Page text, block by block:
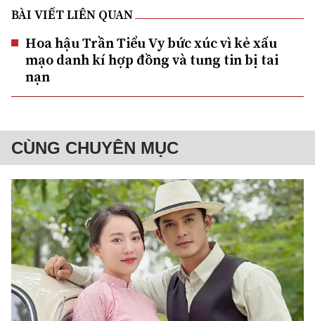
BÀI VIẾT LIÊN QUAN
Hoa hậu Trần Tiểu Vy bức xúc vì kẻ xấu
mạo danh kí hợp đồng và tung tin bị tai
nạn
CÙNG CHUYÊN MỤC